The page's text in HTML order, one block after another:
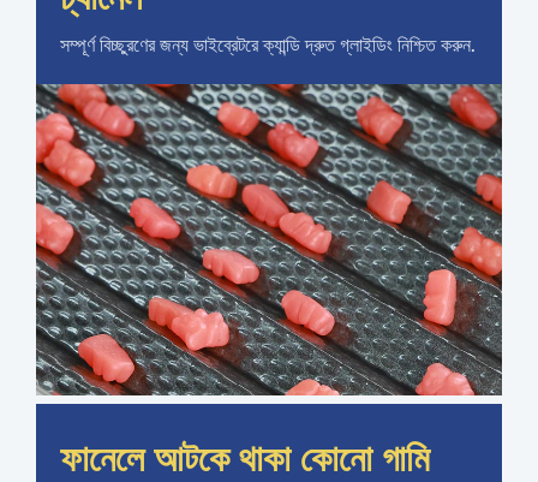
সম্পূর্ণ বিচ্ছুরণের জন্য ভাইব্রেটরে ক্যান্ডি দ্রুত গ্লাইডিং নিশ্চিত করুন.
ফানেলে আটকে থাকা কোনো গামি